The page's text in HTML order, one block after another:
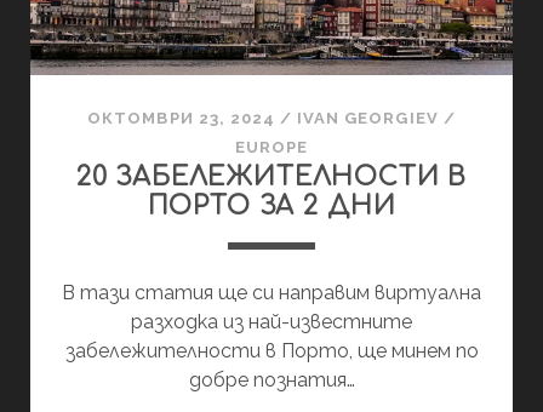
ОКТОМВРИ 23, 2024 / IVAN GEORGIEV /
EUROPE
20 ЗАБЕЛЕЖИТЕЛНОСТИ В
ПОРТО ЗА 2 ДНИ
В тази статия ще си направим виртуална
разходка из най-известните
забележителности в Порто, ще минем по
добре познатия…